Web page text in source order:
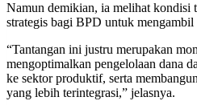
Namun demikian, ia melihat kondisi
strategis bagi BPD untuk mengambil
“Tantangan ini justru merupakan
mengoptimalkan pengelolaan dana
ke sektor produktif, serta
yang lebih terintegrasi,” jelasnya.